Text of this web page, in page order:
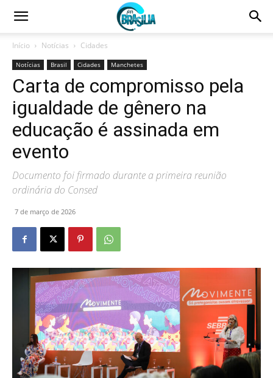
Início Notícias Cidades
Notícias Brasil Cidades Manchetes
Carta de compromisso pela
igualdade de gênero na
educação é assinada em
evento
Documento foi firmado durante a primeira reunião
ordinária do Consed
7 de março de 2026